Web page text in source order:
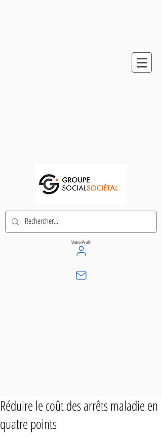
Votre Profil
Réduire le coût des arrêts maladie en
quatre points